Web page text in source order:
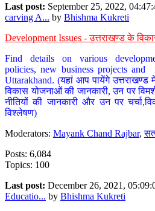
Last post: September 25, 2022,
carving A... by Bhishma Kukreti
Development Issues - उत्तराखण्ड के
Find details on various
policies, new business projects and
Uttarakhand. (यहां आप पायेंगे
विकास योजनाओं की जानकारी, उन पर
नीतियों की जानकारी और उन पर
विश्लेषण)
Moderators: Mayank Chand Rajbar,
Posts: 6,084
Topics: 100
Last post: December 26, 2021,
Educatio... by Bhishma Kukreti